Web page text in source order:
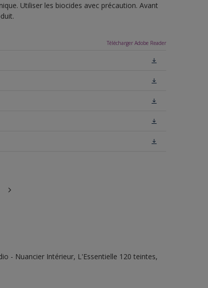
Utiliser les biocides avec précaution. Avant
Télécharger Adobe Reader
- Nuancier Intérieur, L'Essentielle 120 teintes,